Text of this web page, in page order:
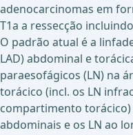
adenocarcinomas em
T1a a ressecção
O padrão atual é a
LAD) abdominal e
paraesofágicos (LN) na
torácico (incl. os LN
compartimento
abdominais e os LN ao